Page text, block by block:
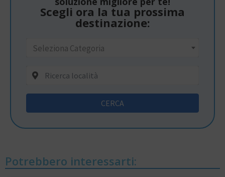
Scegli ora la tua prossima
destinazione:
Seleziona Categoria
CERCA
Potrebbero interessarti: